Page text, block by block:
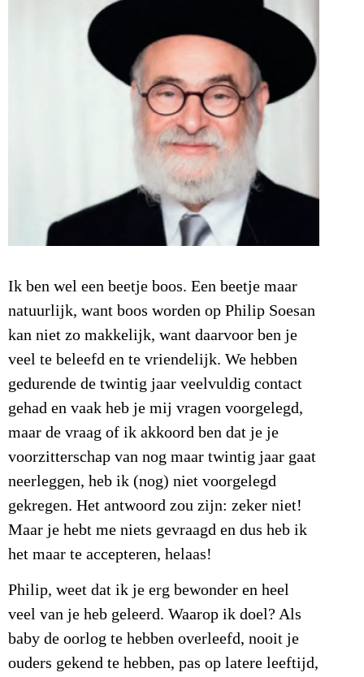
Ik ben wel een beetje boos. Een beetje maar
natuurlijk, want boos worden op Philip Soesan
kan niet zo makkelijk, want daarvoor ben je
veel te beleefd en te vriendelijk. We hebben
gedurende de twintig jaar veelvuldig contact
gehad en vaak heb je mij vragen voorgelegd,
maar de vraag of ik akkoord ben dat je je
voorzitterschap van nog maar twintig jaar gaat
neerleggen, heb ik (nog) niet voorgelegd
gekregen. Het antwoord zou zijn: zeker niet!
Maar je hebt me niets gevraagd en dus heb ik
het maar te accepteren, helaas!
Philip, weet dat ik je erg bewonder en heel
veel van je heb geleerd. Waarop ik doel? Als
baby de oorlog te hebben overleefd, nooit je
ouders gekend te hebben, pas op latere leeftijd,